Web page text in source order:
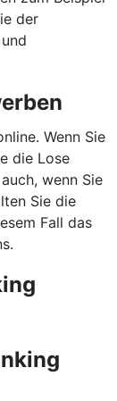
der
Wenn Sie
die Lose
wenn Sie
Sie die
Fall das